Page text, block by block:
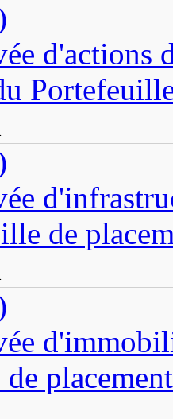
d'actions
de
placement